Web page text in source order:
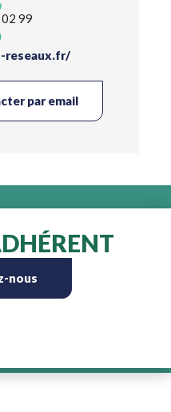
99
reseaux.fr/
par email
nous